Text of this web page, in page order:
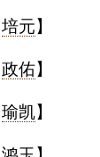
培元】
政佑】
瑜凯】